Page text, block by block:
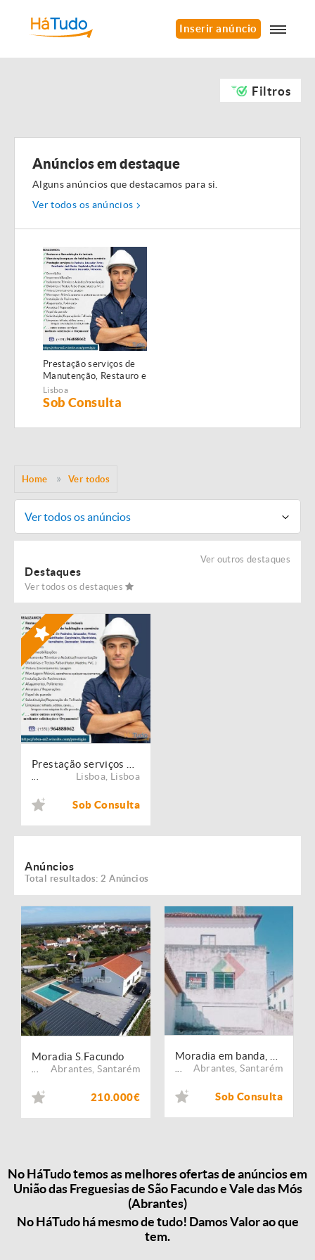
Inserir anúncio
Filtros
Anúncios em destaque
Alguns anúncios que destacamos para si.
Ver todos os anúncios
Prestação serviços de
Manutenção, Restauro e
Remodelação de
imóveis!
Lisboa
Sob Consulta
Home Ver todos
Ver todos os anúncios
Ver outros destaques
Destaques
Ver todos os destaques
Lisboa Lisboa
Sob Consulta
Anúncios
Total resultados: 2 Anúncios
Moradia S.Facundo
Abrantes ,Santarém
210.000€
Abrantes ,Santarém
Sob Consulta
No HáTudo temos as melhores ofertas de anúncios em
União das Freguesias de São Facundo e Vale das Mós
(Abrantes)
No HáTudo há mesmo de tudo! Damos Valor ao que
tem.